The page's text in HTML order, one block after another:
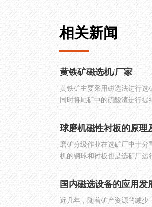
相关新闻
黄铁矿磁选机/厂家
黄铁矿主要采用磁选法进行选
同时将尾矿中的硫酸渣进行提
机没有针对性，因此所选出
生产了黄铁矿专用磁选机——
优势及厂家优势。
球磨机磁性衬板的原理
磨矿分级作业在选矿厂中十
机的钢球和衬板也是选矿厂运
量对提高选矿厂经济效益和社
国内磁选设备的应用发
近几年，随着矿产资源的减少